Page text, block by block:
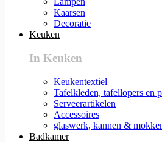
Kaarsen
Decoratie
Keuken
In Keuken
Keukentextiel
Tafelkleden, tafellopers en
Serveerartikelen
Accessoires
glaswerk, kannen &
Badkamer